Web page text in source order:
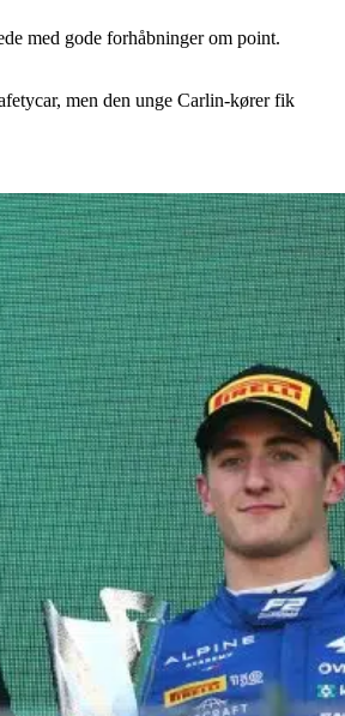
med gode forhåbninger om point.
men den unge Carlin-kører fik